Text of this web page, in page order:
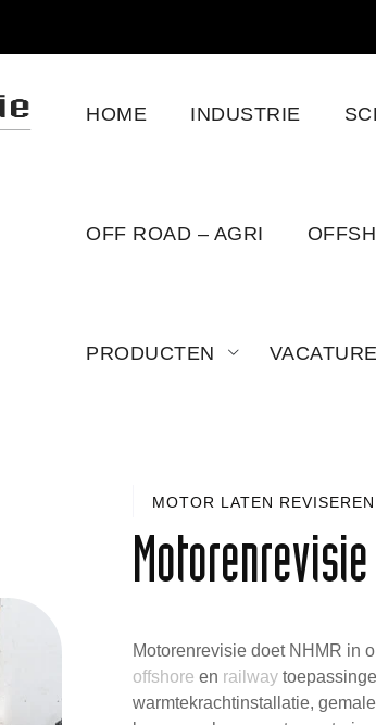
HOME INDUSTRIE
OFF ROAD – AGRI
PRODUCTEN
MOTOR LATEN
Motorenrevisie
Motorenrevisie doet NHMR in
offshore en railway
warmtekrachtinstallatie,